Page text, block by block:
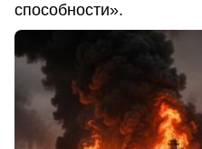
способности».